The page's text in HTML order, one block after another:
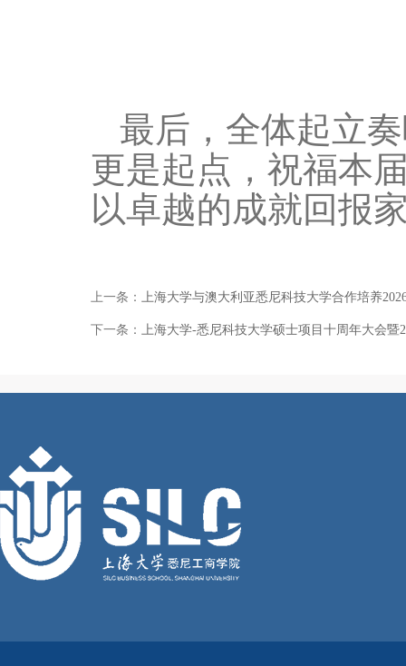
最后，全体起立
更是起点，祝福本
以卓越的成就回报
上一条： 上海大学与澳大利亚悉尼科技大学合作培养
下一条： 上海大学-悉尼科技大学硕士项目十周年大会暨